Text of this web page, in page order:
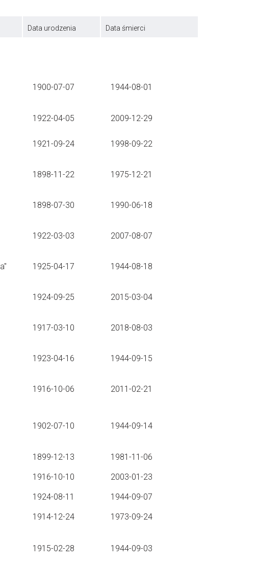
Data urodzenia Data śmierci
1900-07-07 1944-08-01
1922-04-05 2009-12-29
1921-09-24 1998-09-22
1898-11-22 1975-12-21
1898-07-30 1990-06-18
1922-03-03 2007-08-07
1925-04-17 1944-08-18
1924-09-25 2015-03-04
1917-03-10 2018-08-03
1923-04-16 1944-09-15
1916-10-06 2011-02-21
1902-07-10 1944-09-14
1899-12-13 1981-11-06
1916-10-10 2003-01-23
1924-08-11 1944-09-07
1914-12-24 1973-09-24
1915-02-28 1944-09-03